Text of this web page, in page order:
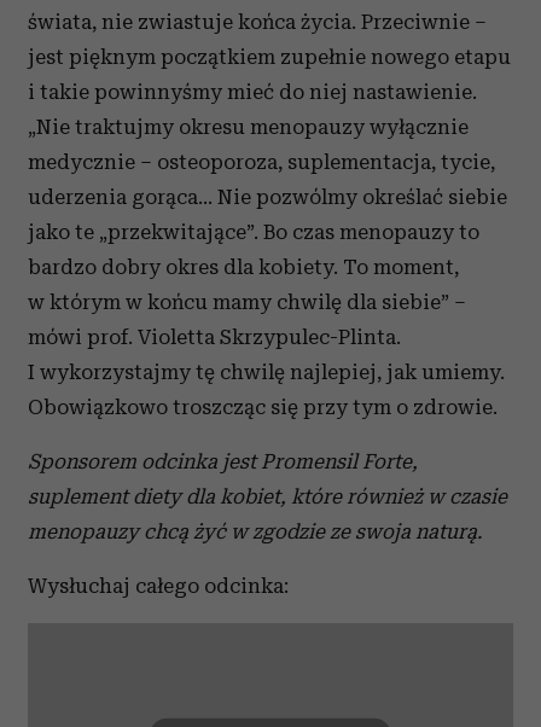
świata, nie zwiastuje końca życia. Przeciwnie –
jest pięknym początkiem zupełnie nowego etapu
i takie powinnyśmy mieć do niej nastawienie.
„Nie traktujmy okresu menopauzy wyłącznie
medycznie – osteoporoza, suplementacja, tycie,
uderzenia gorąca… Nie pozwólmy określać siebie
jako te „przekwitające”. Bo czas menopauzy to
bardzo dobry okres dla kobiety. To moment,
w którym w końcu mamy chwilę dla siebie” –
mówi prof. Violetta Skrzypulec-Plinta.
I wykorzystajmy tę chwilę najlepiej, jak umiemy.
Obowiązkowo troszcząc się przy tym o zdrowie.
Sponsorem odcinka jest Promensil Forte,
suplement diety dla kobiet, które również w czasie
menopauzy chcą żyć w zgodzie ze swoja naturą.
Wysłuchaj całego odcinka: